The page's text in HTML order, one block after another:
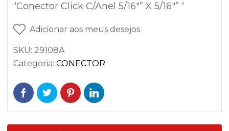
“Conector Click C/Anel 5/16″” X 5/16″” “
Adicionar aos meus desejos
SKU: 29108A
Categoria: CONECTOR